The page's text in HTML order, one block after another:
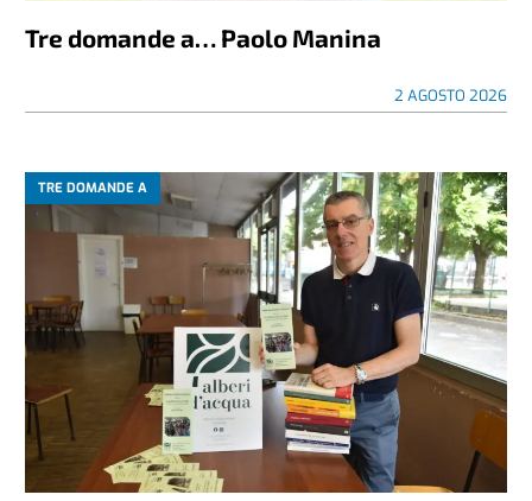
Tre domande a… Paolo Manina
2 AGOSTO 2026
TRE DOMANDE A